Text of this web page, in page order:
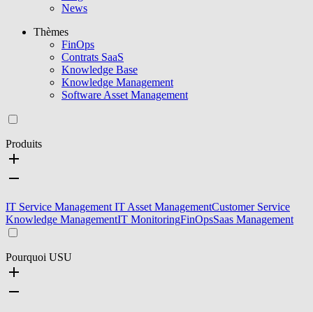
News
Thèmes
FinOps
Contrats SaaS
Knowledge Base
Knowledge Management
Software Asset Management
Produits
IT Service Management IT Asset ManagementCustomer Service
Knowledge ManagementIT MonitoringFinOpsSaas Management
Pourquoi USU